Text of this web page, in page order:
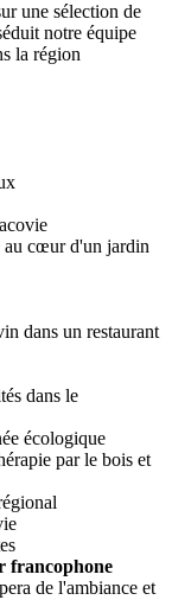
une sélection de
notre équipe
la région
au cœur d'un jardin
dans un restaurant
dans le
écologique
par le bois et
francophone
de l'ambiance et